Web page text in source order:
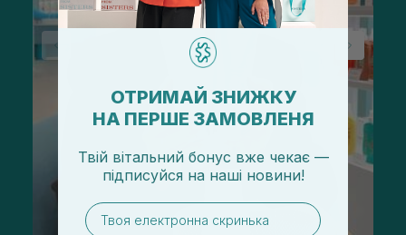
ОТРИМАЙ ЗНИЖКУ
НА ПЕРШЕ ЗАМОВЛЕНЯ
Твій вітальний бонус вже чекає —
підписуйся на наші новини!
email